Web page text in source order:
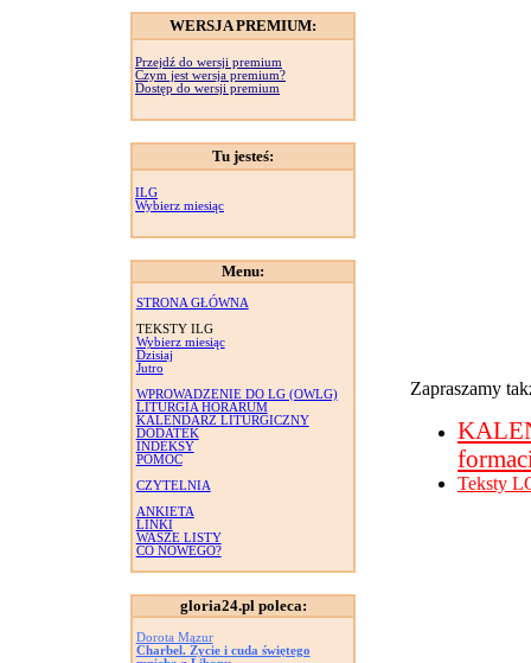
WERSJA PREMIUM:
Przejdź do wersji premium
Czym jest wersja premium?
Dostęp do wersji premium
Tu jesteś:
ILG
Wybierz miesiąc
Menu:
STRONA GŁÓWNA
TEKSTY ILG
Wybierz miesiąc
Dzisiaj
Jutro
WPROWADZENIE DO LG (OWLG)
LITURGIA HORARUM
KALENDARZ LITURGICZNY
DODATEK
INDEKSY
POMOC
CZYTELNIA
ANKIETA
LINKI
WASZE LISTY
CO NOWEGO?
gloria24.pl poleca:
Dorota Mazur
Charbel. Życie i cuda świętego
Zapraszamy
Teksty